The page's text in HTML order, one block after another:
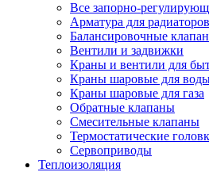
Все запорно-
Арматура для радиаторов
Балансировочные
Вентили и задвижки
Краны и вентили для
Краны шаровые для
Краны шаровые для газа
Обратные клапаны
Смесительные клапаны
Термостатические
Сервоприводы
Теплоизоляция